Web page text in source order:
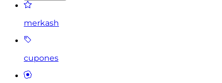
merkash
cupones